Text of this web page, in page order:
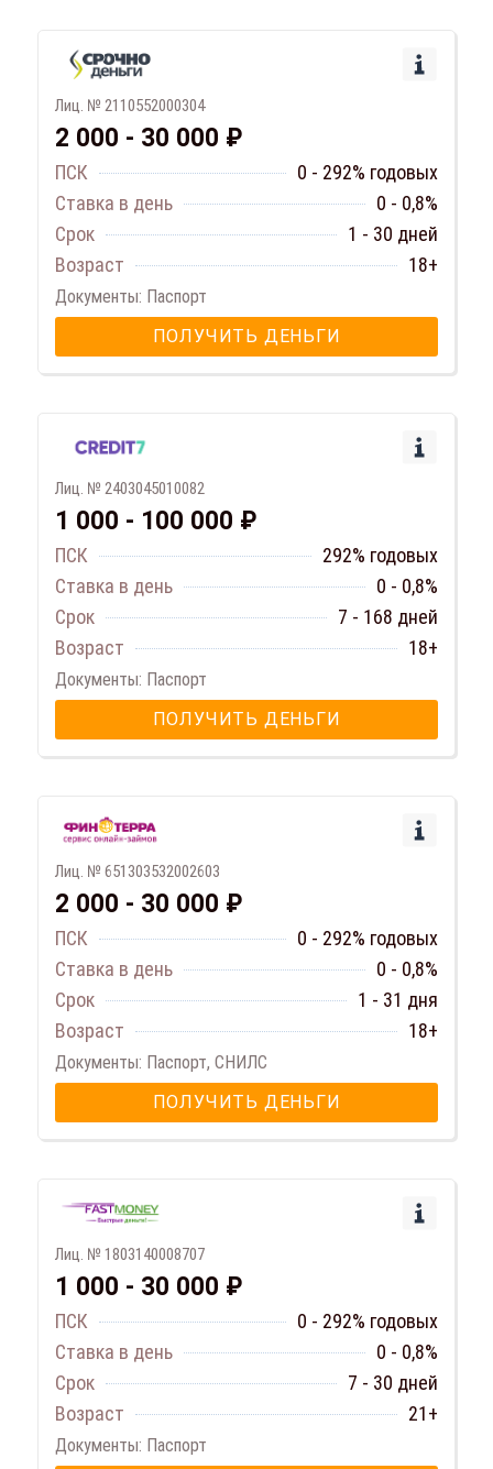
Лиц. № 2110552000304
2 000 - 30 000 ₽
ПСК
0 - 292% годовых
Ставка в день
0 - 0,8%
Срок
1 - 30 дней
Возраст
18+
Документы: Паспорт
ПОЛУЧИТЬ ДЕНЬГИ
Лиц. № 2403045010082
1 000 - 100 000 ₽
ПСК
292% годовых
Ставка в день
0 - 0,8%
Срок
7 - 168 дней
Возраст
18+
Документы: Паспорт
ПОЛУЧИТЬ ДЕНЬГИ
Лиц. № 651303532002603
2 000 - 30 000 ₽
ПСК
0 - 292% годовых
Ставка в день
0 - 0,8%
Срок
1 - 31 дня
Возраст
18+
Документы: Паспорт, СНИЛС
ПОЛУЧИТЬ ДЕНЬГИ
Лиц. № 1803140008707
1 000 - 30 000 ₽
ПСК
0 - 292% годовых
Ставка в день
0 - 0,8%
Срок
7 - 30 дней
Возраст
21+
Документы: Паспорт